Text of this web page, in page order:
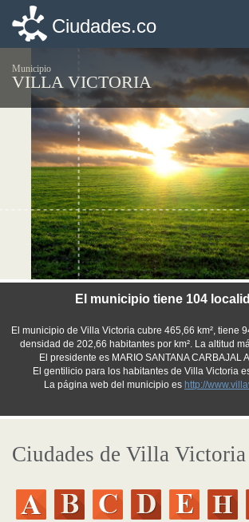
Ciudades.co
Municipio
VILLA VICTORIA
El municipio tiene 104
El municipio de Villa Victoria cubre 465,66 km², tiene
densidad de 202,66 habitantes por km². La altitud
El presidente es MARIO SANTANA CARBAJAL
El gentilicio para los habitantes de Villa Victoria
La página web del municipio es http://
Ciudades de Villa Victoria
Ciudades.co